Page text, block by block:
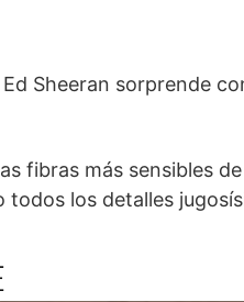
Sheeran sorprende
fibras más sensibles
todos los detalles